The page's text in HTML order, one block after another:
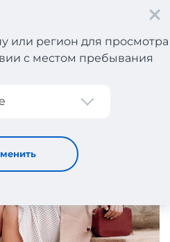
или регион для просмотра
с местом пребывания
удачного выбора